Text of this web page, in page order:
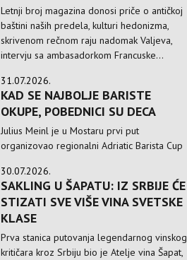
Letnji broj magazina donosi priče o antičkoj
baštini naših predela, kulturi hedonizma,
skrivenom rečnom raju nadomak Valjeva,
intervju sa ambasadorkom Francuske...
31.07.2026.
KAD SE NAJBOLJE BARISTE
OKUPE, POBEDNICI SU DECA
Julius Meinl je u Mostaru prvi put
organizovao regionalni Adriatic Barista Cup
30.07.2026.
SAKLING U ŠAPATU: IZ SRBIJE ĆE
STIZATI SVE VIŠE VINA SVETSKE
KLASE
Prva stanica putovanja legendarnog vinskog
kritičara kroz Srbiju bio je Atelje vina Šapat,